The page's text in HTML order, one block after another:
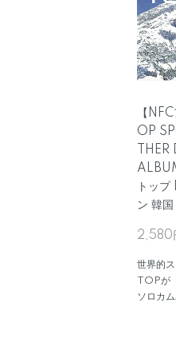
【
OP
トッ
ン 韓国
2,580
世界的
TOPが
ソロカ